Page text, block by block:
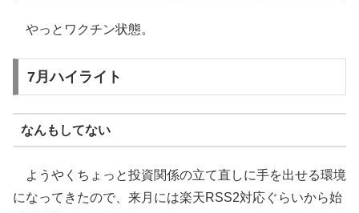
やっとワクチン状態。
7月ハイライト
なんもしてない
ようやくちょっと投資関係の立て直しに手を出せる環境
になってきたので、来月には楽天RSS2対応ぐらいから始